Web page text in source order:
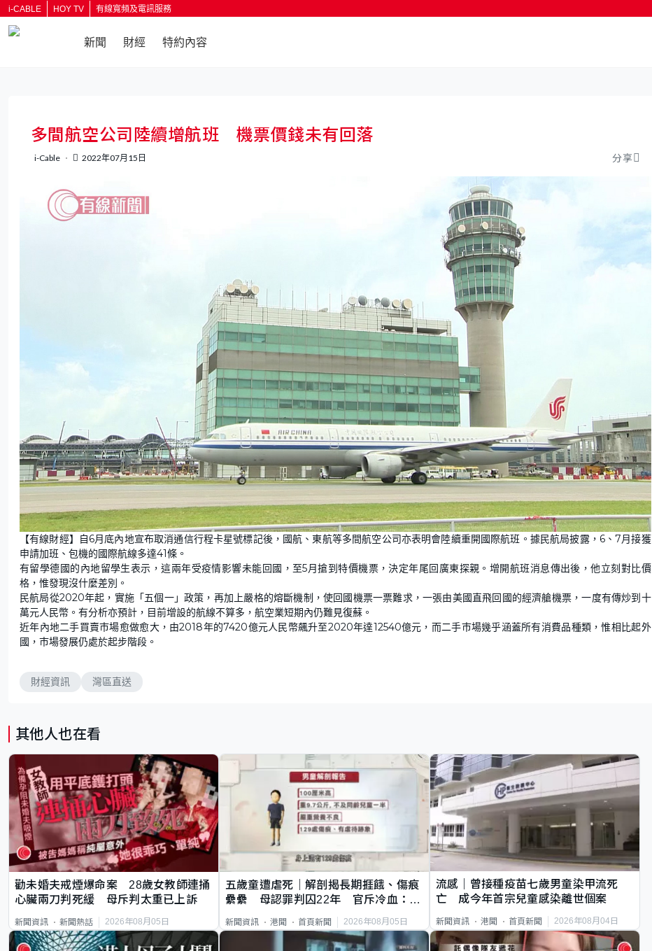
i-CABLE HOY TV 有線寬頻及電訊服務
新聞 財經 特約內容
多間航空公司陸續增航班 機票價錢未有回落
i-Cable 2022年07月15日 分享
【有線財經】自6月底內地宣布取消通信行程卡星號標記後，國航、東航等多間航空公司亦表明會陸續重開國際航班。據民航局披露，6、7月接獲
申請加班、包機的國際航線多達41條。
有留學德國的內地留學生表示，這兩年受疫情影響未能回國，至5月搶到特價機票，決定年尾回廣東探親。增開航班消息傳出後，他立刻對比價
格，惟發現沒什麼差別。
民航局從2020年起，實施「五個一」政策，再加上嚴格的熔斷機制，使回國機票一票難求，一張由美國直飛回國的經濟艙機票，一度有傳炒到十
萬元人民幣。有分析亦預計，目前增設的航線不算多，航空業短期內仍難見復蘇。
近年內地二手買賣巿場愈做愈大，由2018年的7420億元人民幣飆升至2020年達12540億元，而二手巿場幾乎涵蓋所有消費品種類，惟相比起外
國，巿場發展仍處於起步階段。
財經資訊 灣區直送
其他人也在看
勸未婚夫戒煙爆命案 28歲女教師連捅
心臟兩刀判死緩 母斥判太重已上訴
新聞資訊 新聞熱話 2026年08月05日
五歲童遭虐死｜解剖揭長期捱餓、傷痕
纍纍 母認罪判囚22年 官斥冷血：同
新聞資訊 港聞 首頁新聞 2026年08月05日
流感｜曾接種疫苗七歲男童染甲流死
亡 成今年首宗兒童感染離世個案
新聞資訊 港聞 首頁新聞 2026年08月04日